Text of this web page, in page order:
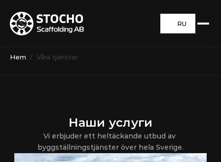
RU
Hem /  Våra tjänster
Наши услуги
Vi erbjuder ett heltäckande utbud av
byggställningstjänster över hela Sverige.